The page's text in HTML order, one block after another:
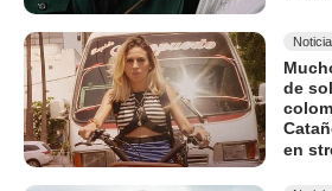
de
en